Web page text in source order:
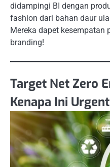
didampingi BI dengan
fashion dari bahan daur
Mereka dapet kesempatan
branding!
Target Net Zero
Kenapa Ini